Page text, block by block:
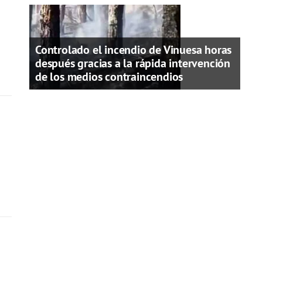
Controlado el incendio de Vinuesa horas
después gracias a la rápida intervención
de los medios contraincendios